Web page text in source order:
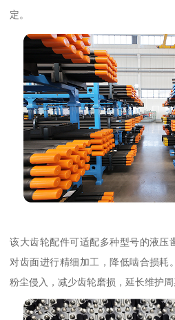
定。
该大齿轮配件可适配多种型号的液压
对齿面进行精细加工，降低啮合损耗
粉尘侵入，减少齿轮磨损，延长维护周